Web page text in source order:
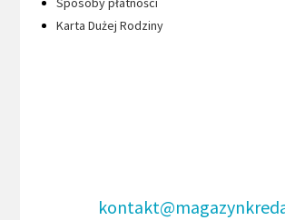
Karta Dużej Rodziny